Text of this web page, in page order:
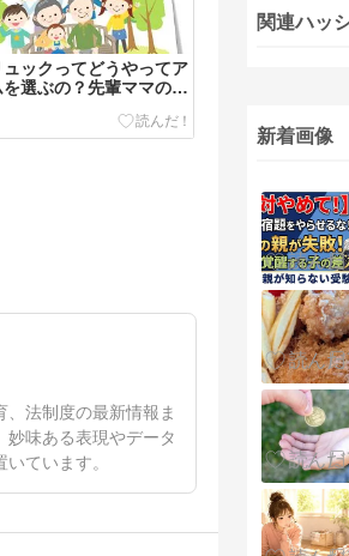
ュックってどうやってア
を選ぶの？先輩ママの意
に
法制度の最新情報ま
味ある表現やデータ
ています。
関連ハッ
新着画像